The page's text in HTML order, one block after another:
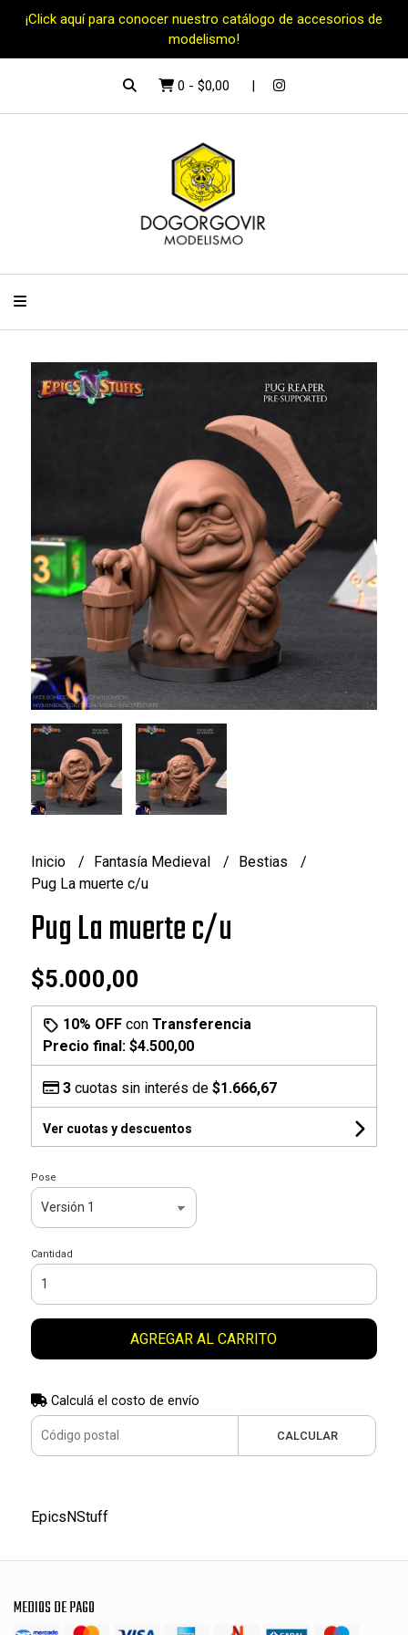
¡Click aquí para conocer nuestro catálogo de accesorios de
modelismo!
0 - $0,00
Inicio Fantasía Medieval
Bestias
Pug La muerte c/u
Pug La muerte c/u
$5.000,00
10% OFFcon Transferencia
Precio final: $4.500,00
3cuotas sin interés de $1.666,67
Ver cuotas y descuentos
Pose
Cantidad
AGREGAR AL CARRITO
Calculá el costo de envío
CALCULAR
EpicsNStuff
MEDIOS DE PAGO